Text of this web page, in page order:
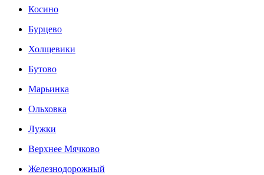
Косино
Бурцево
Холщевики
Бутово
Марьинка
Ольховка
Лужки
Верхнее Мячково
Железнодорожный